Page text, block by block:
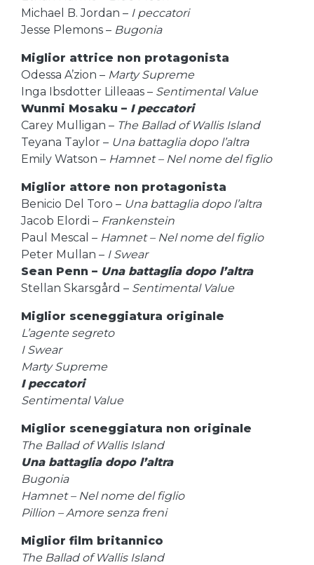
Michael B. Jordan – I peccatori
Jesse Plemons – Bugonia
Miglior attrice non protagonista
Odessa A’zion – Marty Supreme
Inga Ibsdotter Lilleaas – Sentimental Value
Wunmi Mosaku – I peccatori
Carey Mulligan – The Ballad of Wallis Island
Teyana Taylor – Una battaglia dopo l’altra
Emily Watson – Hamnet – Nel nome del figlio
Miglior attore non protagonista
Benicio Del Toro – Una battaglia dopo l’altra
Jacob Elordi – Frankenstein
Paul Mescal – Hamnet – Nel nome del figlio
Peter Mullan – I Swear
Sean Penn – Una battaglia dopo l’altra
Stellan Skarsgård – Sentimental Value
Miglior sceneggiatura originale
L’agente segreto
I Swear
Marty Supreme
I peccatori
Sentimental Value
Miglior sceneggiatura non originale
The Ballad of Wallis Island
Una battaglia dopo l’altra
Bugonia
Hamnet – Nel nome del figlio
Pillion – Amore senza freni
Miglior film britannico
The Ballad of Wallis Island